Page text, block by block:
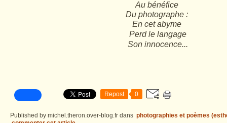
Au bénéfice
Du photographe :
En cet abyme
Perd le langage
Son innocence...
Repost 0
Published by michel.theron.over-blog.fr dans photographies et poèmes